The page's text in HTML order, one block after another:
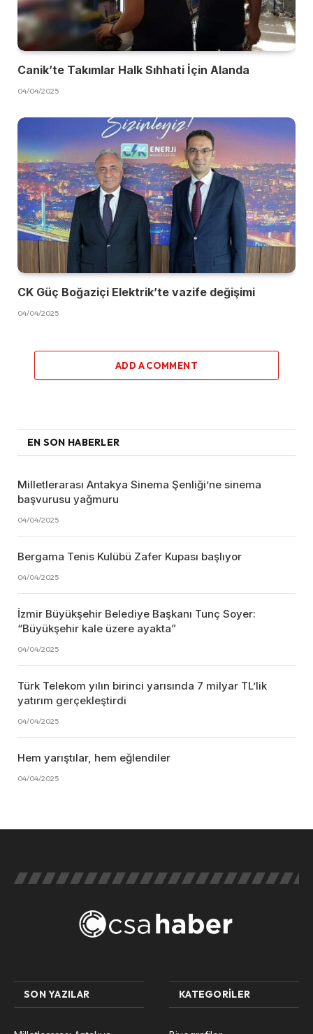
Canik’te Takımlar Halk Sıhhati İçin Alanda
04/04/2025
CK Güç Boğaziçi Elektrik’te vazife değişimi
04/04/2025
ADD A COMMENT
EN SON HABERLER
Milletlerarası Antakya Sinema Şenliği’ne sinema
başvurusu yağmuru
04/04/2025
Bergama Tenis Kulübü Zafer Kupası başlıyor
04/04/2025
İzmir Büyükşehir Belediye Başkanı Tunç Soyer:
“Büyükşehir kale üzere ayakta”
04/04/2025
Türk Telekom yılın birinci yarısında 7 milyar TL’lik
yatırım gerçekleştirdi
04/04/2025
Hem yarıştılar, hem eğlendiler
04/04/2025
SON YAZILAR KATEGORILER